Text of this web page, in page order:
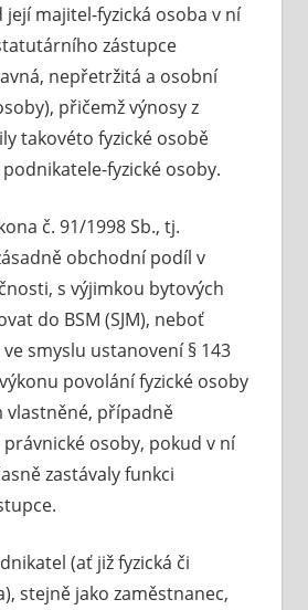
majitel-fyzická osoba v ní
zástupce
nepřetržitá a osobní
přičemž výnosy z
takovéto fyzické osobě
fyzické osoby.
č. 91/1998 Sb., tj.
obchodní podíl v
s výjimkou bytových
do BSM (SJM), neboť
smyslu ustanovení § 143
povolání fyzické osoby
případně
osoby, pokud v ní
zastávaly funkci
(ať již fyzická či
stejně jako zaměstnanec,